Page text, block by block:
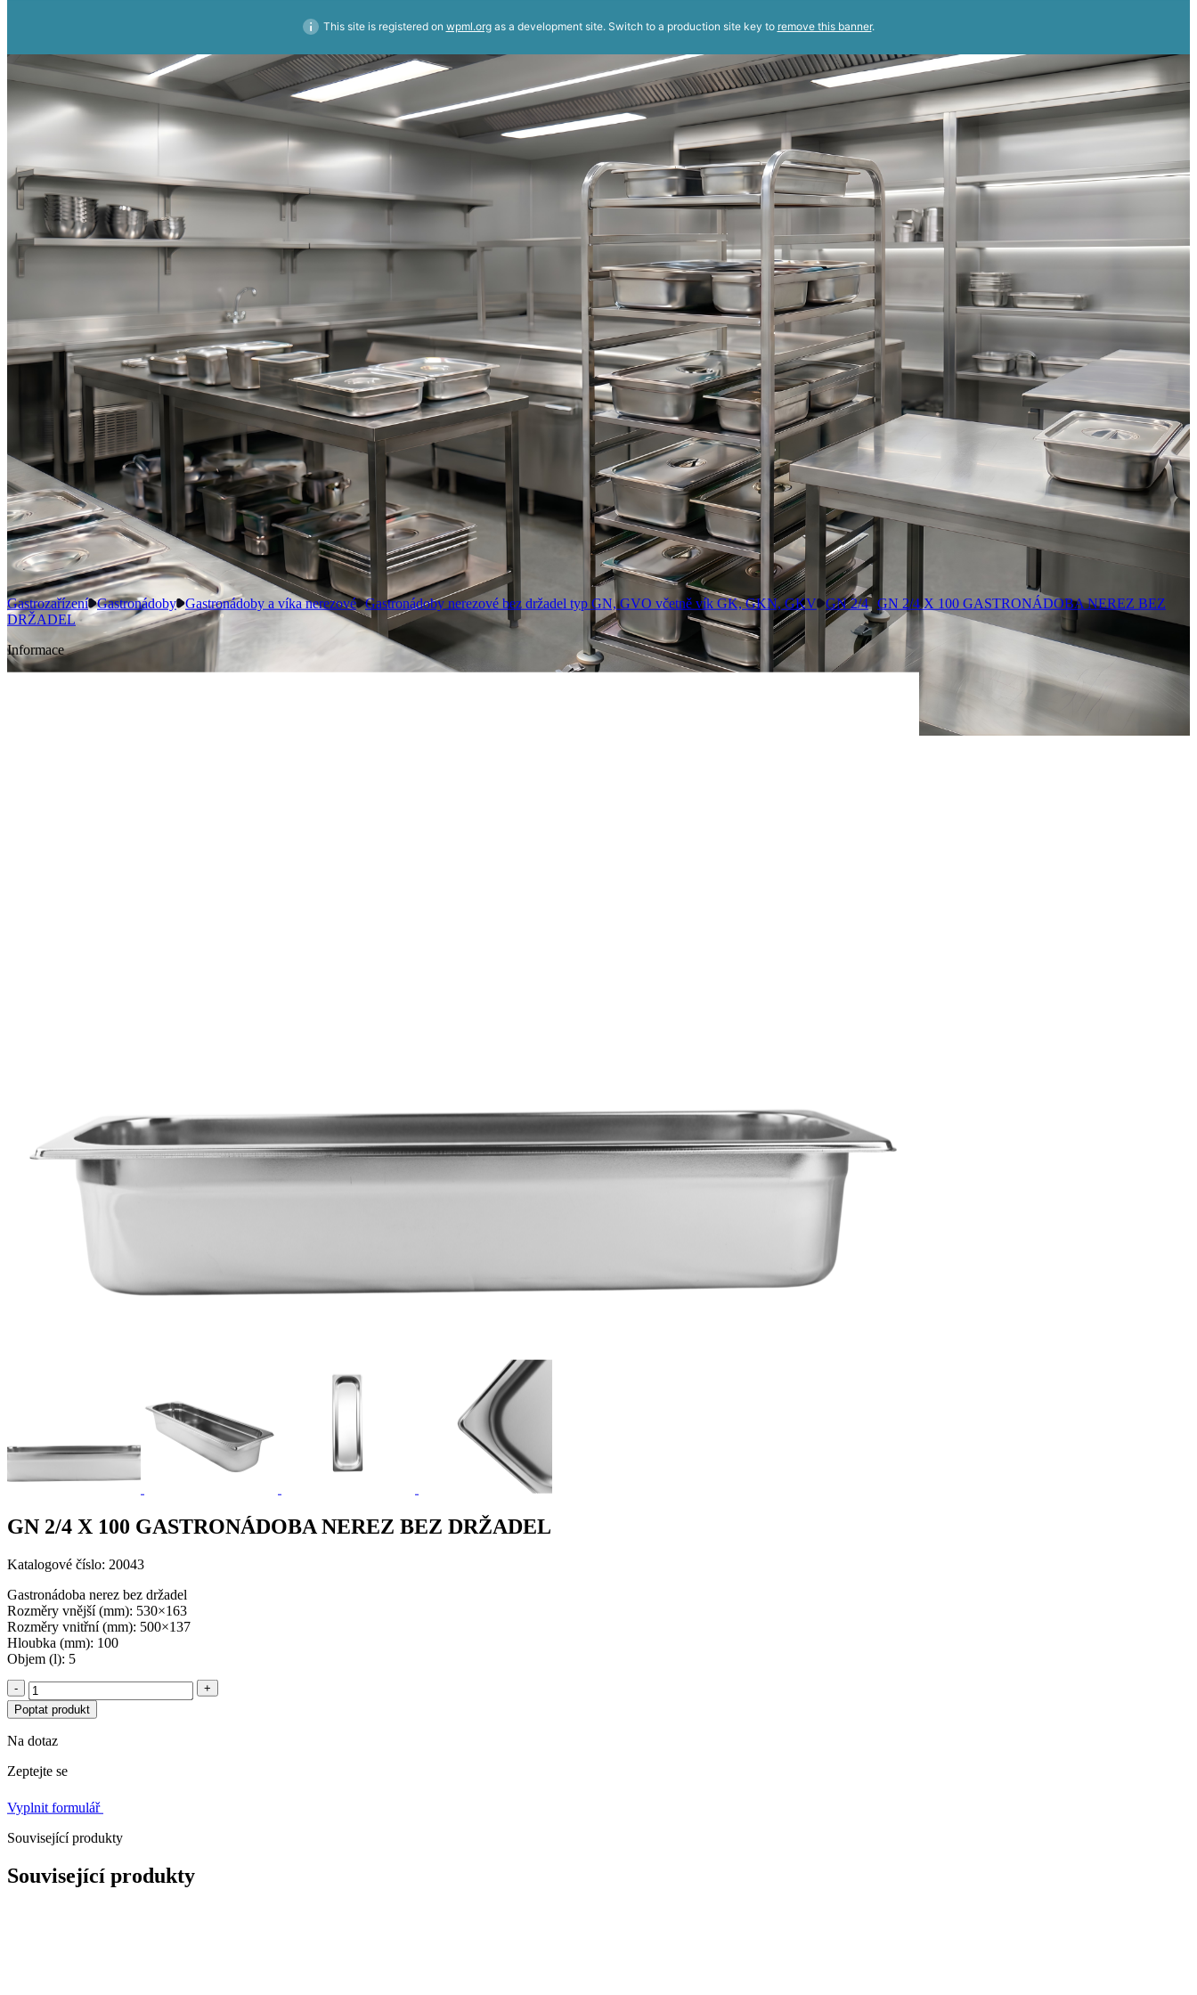
This site is registered on wpml.orgas a development site. Switch to a production site key to remove this banner.
Gastrozařízení Gastronádoby Gastronádoby a víka nerezové Gastronádoby nerezové bez držadel typ GN, GVO včetně vík GK, GKN, GKV GN 2/4 GN 2/4 X 100 GASTRONÁDOBA NEREZ BEZ
DRŽADEL
Informace
GN 2/4 X 100 GASTRONÁDOBA NEREZ BEZ DRŽADEL
Katalogové číslo: 20043
Gastronádoba nerez bez držadel
Rozměry vnější (mm): 530×163
Rozměry vnitřní (mm): 500×137
Hloubka (mm): 100
Objem (l): 5
-
+
Poptat produkt
Na dotaz
Zeptejte se
Vyplnit formulář
Související produkty
Související produkty